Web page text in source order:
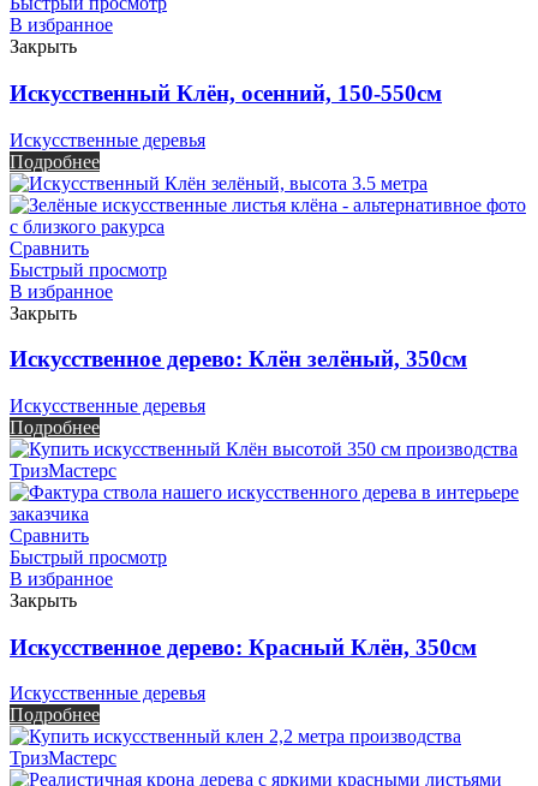
В избранное
Закрыть
Искусственный Клён, осенний, 150-550см
Искусственные деревья
Подробнее
Сравнить
Быстрый просмотр
В избранное
Закрыть
Искусственное дерево: Клён зелёный, 350см
Искусственные деревья
Подробнее
Сравнить
Быстрый просмотр
В избранное
Закрыть
Искусственное дерево: Красный Клён, 350см
Искусственные деревья
Подробнее